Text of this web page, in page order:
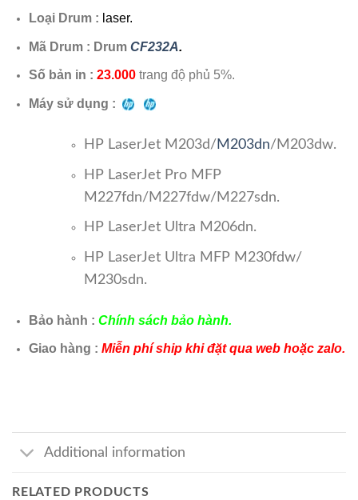
Loại Drum : laser.
Mã Drum : Drum CF232A.
Số bản in : 23.000trang độ phủ 5%.
Máy sử dụng :
HP LaserJet M203d/ M203dn/M203dw.
HP LaserJet Pro MFP
M227fdn/M227fdw/M227sdn.
HP LaserJet Ultra M206dn.
HP LaserJet Ultra MFP M230fdw/
M230sdn.
Bảo hành : Chính sách bảo hành.
Giao hàng : Miễn phí ship khi đặt qua web hoặc zalo.
Additional information
RELATED PRODUCTS